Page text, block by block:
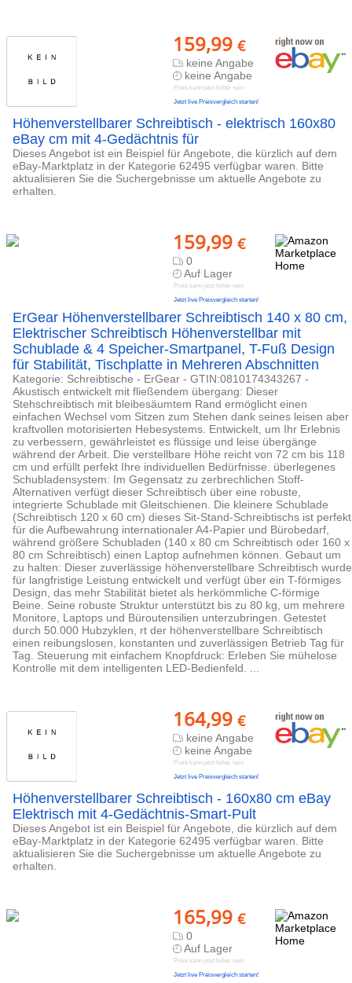
159,99 €
keine Angabe
keine Angabe
Preis kann jetzt höher sein
Jetzt live Preisvergleich starten!
Höhenverstellbarer Schreibtisch - elektrisch 160x80
eBay cm mit 4-Gedächtnis für
Dieses Angebot ist ein Beispiel für Angebote, die kürzlich auf dem
eBay-Marktplatz in der Kategorie 62495 verfügbar waren. Bitte
aktualisieren Sie die Suchergebnisse um aktuelle Angebote zu
erhalten.
159,99 €
0
Auf Lager
Preis kann jetzt höher sein
Jetzt live Preisvergleich starten!
ErGear Höhenverstellbarer Schreibtisch 140 x 80 cm,
Elektrischer Schreibtisch Höhenverstellbar mit
Schublade & 4 Speicher-Smartpanel, T-Fuß Design
für Stabilität, Tischplatte in Mehreren Abschnitten
Kategorie: Schreibtische - ErGear - GTIN:0810174343267 -
Akustisch entwickelt mit fließendem übergang: Dieser
Stehschreibtisch mit bleibesäumtem Rand ermöglicht einen
einfachen Wechsel vom Sitzen zum Stehen dank seines leisen aber
kraftvollen motorisierten Hebesystems. Entwickelt, um Ihr Erlebnis
zu verbessern, gewährleistet es flüssige und leise übergänge
während der Arbeit. Die verstellbare Höhe reicht von 72 cm bis 118
cm und erfüllt perfekt Ihre individuellen Bedürfnisse. überlegenes
Schubladensystem: Im Gegensatz zu zerbrechlichen Stoff-
Alternativen verfügt dieser Schreibtisch über eine robuste,
integrierte Schublade mit Gleitschienen. Die kleinere Schublade
(Schreibtisch 120 x 60 cm) dieses Sit-Stand-Schreibtischs ist perfekt
für die Aufbewahrung internationaler A4-Papier und Bürobedarf,
während größere Schubladen (140 x 80 cm Schreibtisch oder 160 x
80 cm Schreibtisch) einen Laptop aufnehmen können. Gebaut um
zu halten: Dieser zuverlässige höhenverstellbare Schreibtisch wurde
für langfristige Leistung entwickelt und verfügt über ein T-förmiges
Design, das mehr Stabilität bietet als herkömmliche C-förmige
Beine. Seine robuste Struktur unterstützt bis zu 80 kg, um mehrere
Monitore, Laptops und Büroutensilien unterzubringen. Getestet
durch 50.000 Hubzyklen, rt der höhenverstellbare Schreibtisch
einen reibungslosen, konstanten und zuverlässigen Betrieb Tag für
Tag. Steuerung mit einfachem Knopfdruck: Erleben Sie mühelose
Kontrolle mit dem intelligenten LED-Bedienfeld. ...
164,99 €
keine Angabe
keine Angabe
Preis kann jetzt höher sein
Jetzt live Preisvergleich starten!
Höhenverstellbarer Schreibtisch - 160x80 cm eBay
Elektrisch mit 4-Gedächtnis-Smart-Pult
Dieses Angebot ist ein Beispiel für Angebote, die kürzlich auf dem
eBay-Marktplatz in der Kategorie 62495 verfügbar waren. Bitte
aktualisieren Sie die Suchergebnisse um aktuelle Angebote zu
erhalten.
165,99 €
0
Auf Lager
Preis kann jetzt höher sein
Jetzt live Preisvergleich starten!